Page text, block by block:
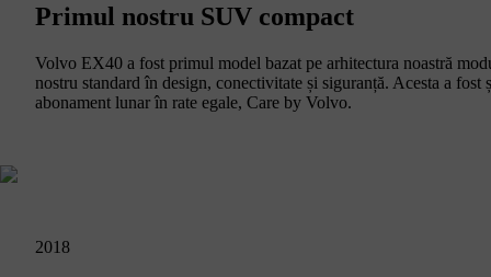
Primul nostru SUV compact
Volvo EX40 a fost primul model bazat pe arhitectura noastră
nostru standard în design, conectivitate și siguranță. Acesta a
abonament lunar în rate egale, Care by Volvo.
2018